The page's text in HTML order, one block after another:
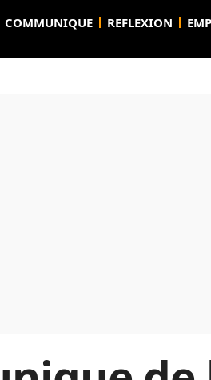
COMMUNIQUE REFLEXION